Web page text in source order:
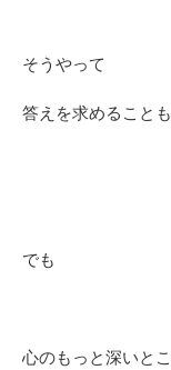
そうやって
答えを求めることも
でも
心のもっと深いと